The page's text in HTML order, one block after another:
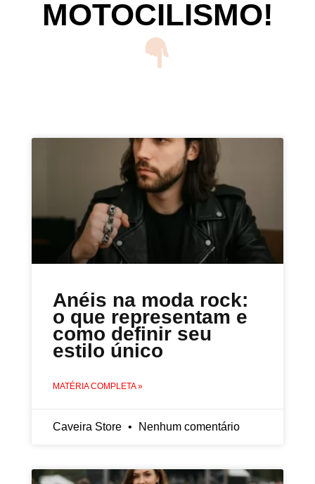
MOTOCILISMO!
Anéis na moda rock:
o que representam e
como definir seu
estilo único
MATÉRIA COMPLETA »
Caveira Store Nenhum comentário